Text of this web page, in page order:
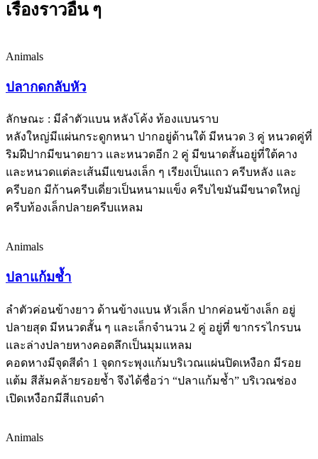
เรื่องราวอื่น ๆ
Animals
ปลากดกลับหัว
ลักษณะ : มีลำตัวแบน หลังโค้ง ท้องแบนราบ
หลังใหญ่มีแผ่นกระดูกหนา ปากอยู่ด้านใต้ มีหนวด 3 คู่ หนวดคู่ที่
ริมฝีปากมีขนาดยาว และหนวดอีก 2 คู่ มีขนาดสั้นอยู่ที่ใต้คาง
และหนวดแต่ละเส้นมีแขนงเล็ก ๆ เรียงเป็นแถว ครีบหลัง และ
ครีบอก มีก้านครีบเดี่ยวเป็นหนามแข็ง ครีบไขมันมีขนาดใหญ่
ครีบท้องเล็กปลายครีบแหลม
Animals
ปลาแก้มช้ำ
ลำตัวค่อนข้างยาว ด้านข้างแบน หัวเล็ก ปากค่อนข้างเล็ก อยู่
ปลายสุด มีหนวดสั้น ๆ และเล็กจำนวน 2 คู่ อยู่ที่ ขากรรไกรบน
และล่างปลายหางคอดลึกเป็นมุมแหลม
คอดหางมีจุดสีดำ 1 จุดกระพุงแก้มบริเวณแผ่นปิดเหงือก มีรอย
แต้ม สีส้มคล้ายรอยช้ำ จึงได้ชื่อว่า “ปลาแก้มช้ำ” บริเวณช่อง
เปิดเหงือกมีสีแถบดำ
Animals